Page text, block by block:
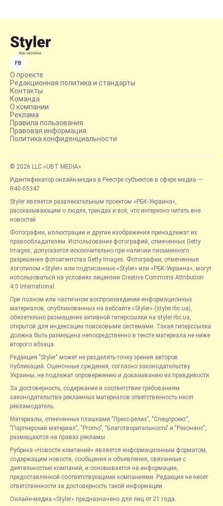
FB
О проекте
Редакционная политика и стандарты
Контакты
Команда
О компании
Реклама
Правила пользования
Правовая информация
Политика конфиденциальности
© 2026 LLC «UBT MEDIA»
Идентификатор онлайн-медиа в Реестре субъектов в сфере медиа —
R40-05347
Styler является развлекательным проектом «РБК-Украина»,
рассказывающим о людях, трендах и всё, что интересно читать вне
новостей.
Фотографии, иллюстрации и другие изображения принадлежат их
правообладателям. Использование фотографий, отмеченных Getty
Images, допускается исключительно при наличии письменного
разрешения фотоагентства Getty Images. Фотографии, отмеченные
логотипом «Styler» или подписанные «Styler» или «РБК-Украина», могут
использоваться на условиях лицензии Creative Commons Attribution
4.0 International.
При полном или частичном воспроизведении информационных
материалов, опубликованных на вебсайте «Styler» (styler.rbc.ua),
обязательно размещение активной гиперссылки на styler.rbc.ua,
открытой для индексации поисковыми системами. Такая гиперссылка
должна быть размещена непосредственно в тексте материала не ниже
второго абзаца.
Редакция "Styler" может не разделять точку зрения авторов
публикаций. Оценочные суждения, согласно законодательству
Украины, не подлежат опровержению и доказыванию их правдивости.
За достоверность, содержание и соответствие требованиям
законодательства рекламных материалов ответственность несет
рекламодатель.
Материалы, отмеченные плашками "Пресс-релиз", "Спецпроект",
"Партнерский материал", "Promo", "Благотворительность" и "Резонанс",
размещаются на правах рекламы.
Рубрика «Новости компаний» является информационным форматом,
содержащим новости, сообщения и объявления, связанные с
деятельностью компаний, и основывается на информации,
предоставленной соответствующими компаниями. Редакция не несет
ответственности за достоверность такой информации.
Онлайн-медиа «Styler» предназначено для лиц от 21 года.